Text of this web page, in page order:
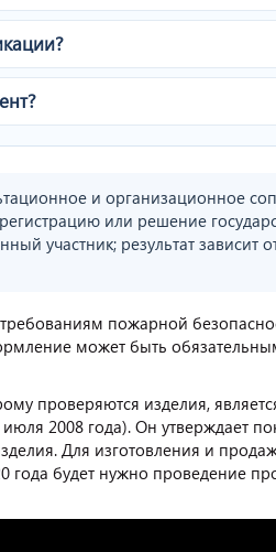
и организационное
или решение
участник; результат зависит
пожарной
может быть
проверяются изделия,
2008 года). Он утверждает
Для изготовления и
года будет нужно проведение